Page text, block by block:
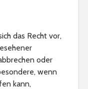
das Recht vor,
oder
wenn
kann,